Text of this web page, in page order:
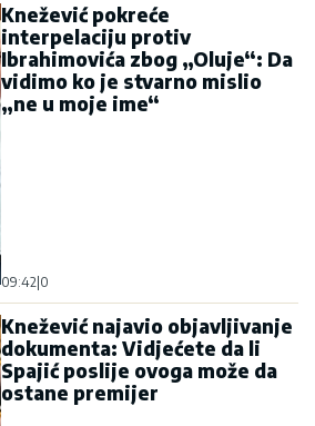
Knežević pokreće
interpelaciju protiv
Ibrahimovića zbog „Oluje“: Da
vidimo ko je stvarno mislio
„ne u moje ime“
09:42|0
Knežević najavio objavljivanje
dokumenta: Vidjećete da li
Spajić poslije ovoga može da
ostane premijer